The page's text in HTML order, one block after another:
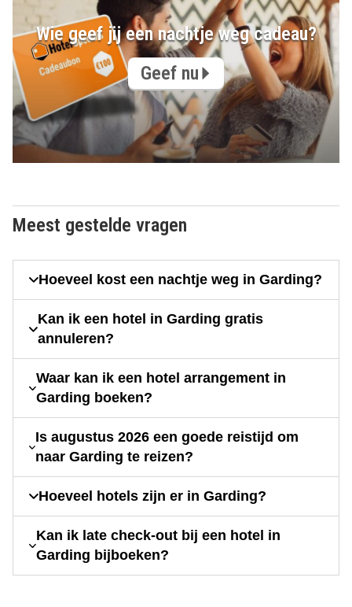
Wie geef jij een nachtje weg cadeau?
Geef nu
Meest gestelde vragen
Hoeveel kost een nachtje weg in Garding?
Kan ik een hotel in Garding gratis
annuleren?
Waar kan ik een hotel arrangement in
Garding boeken?
Is augustus 2026 een goede reistijd om
naar Garding te reizen?
Hoeveel hotels zijn er in Garding?
Kan ik late check-out bij een hotel in
Garding bijboeken?